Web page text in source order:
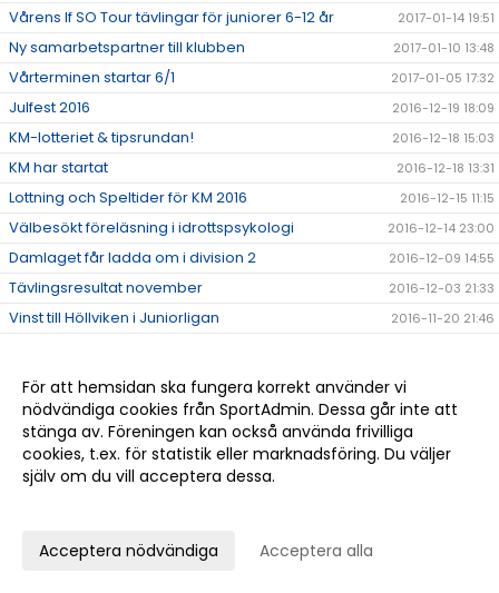
Vårens If SO Tour tävlingar för juniorer 6-12 år 2017-01-14 19:51
Ny samarbetspartner till klubben 2017-01-10 13:48
Vårterminen startar 6/1 2017-01-05 17:32
Julfest 2016 2016-12-19 18:09
KM-lotteriet & tipsrundan! 2016-12-18 15:03
KM har startat 2016-12-18 13:31
Lottning och Speltider för KM 2016 2016-12-15 11:15
Välbesökt föreläsning i idrottspsykologi 2016-12-14 23:00
Damlaget får ladda om i division 2 2016-12-09 14:55
Tävlingsresultat november 2016-12-03 21:33
Vinst till Höllviken i Juniorligan 2016-11-20 21:46
Hjälp Claes Göransson med ett fantastiskt
tennisprojekt i Uganda!
2016-11-10 13:27
Tävlingsresultat oktober! 2016-11-10 12:48
Grattis Nils till lagvinsten i Pirres Pokal i Stockholm! 2016-10-24 22:26
Det går bra för André Göransson i USA
Tävlingsresultat september
För att hemsidan ska fungera korrekt använder vi
nödvändiga cookies från SportAdmin. Dessa går inte att
stänga av. Föreningen kan också använda frivilliga
cookies, t.ex. för statistik eller marknadsföring. Du väljer
själv om du vill acceptera dessa.
Acceptera nödvändiga Acceptera alla